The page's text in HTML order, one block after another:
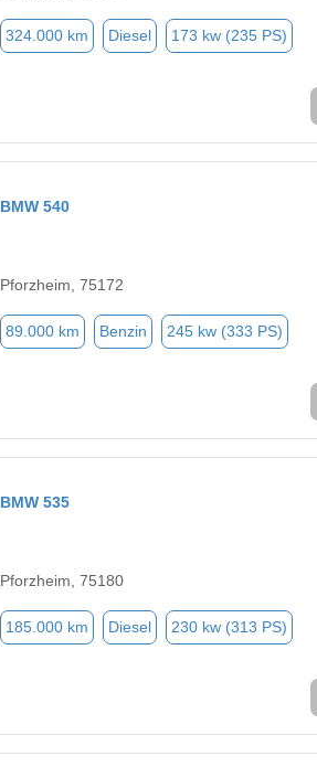
324.000 km Diesel 173 kw (235 PS)
BMW 540
Pforzheim, 75172
89.000 km Benzin 245 kw (333 PS)
BMW 535
Pforzheim, 75180
185.000 km Diesel 230 kw (313 PS)